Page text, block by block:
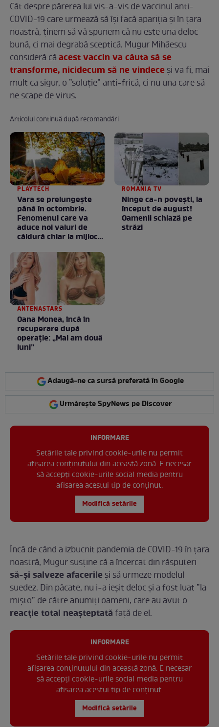
Cât despre părerea lui vis-a-vis de vaccinul anti-
COVID-19 care urmează să își facă apariția și în țara
noastră, ținem să vă spunem că nu este una deloc
bună, ci mai degrabă sceptică. Mugur Mihăescu
consideră căacest vaccin va căuta să se
transforme, nicidecum să ne vindeceși va fi, mai
mult ca sigur, o ”soluție” anti-frică, ci nu una care să
ne scape de virus.
Articolul continuă după recomandări
PLAYTECH
Vara se prelungeşte
până în octombrie.
Fenomenul care va
aduce noi valuri de
căldură chiar la mijlocul
ROMANIA TV
Ninge ca-n povești, la
început de august!
Oamenii schiază pe
străzi
ANTENASTARS
Oana Monea, încă în
recuperare după
operație: „Mai am două
luni”
Adaugă-ne ca sursă preferată în Google
Urmărește SpyNews pe Discover
INFORMARE
Setările tale privind cookie-urile nu permit
afișarea conținutului din această zonă. E necesar
să accepți cookie-urile social media pentru
afisarea acestui tip de conținut.
Modifică setările
Încă de când a izbucnit pandemia de COVID-19 în țara
noastră, Mugur susține că a încercat din răsputeri
să-și salveze afacerile și să urmeze modelul
suedez. Din păcate, nu i-a ieșit deloc și a fost luat ”la
mișto” de către anumiți oameni, care au avut o
reacție total neașteptatăfață de el.
INFORMARE
Setările tale privind cookie-urile nu permit
afișarea conținutului din această zonă. E necesar
să accepți cookie-urile social media pentru
afisarea acestui tip de conținut.
Modifică setările